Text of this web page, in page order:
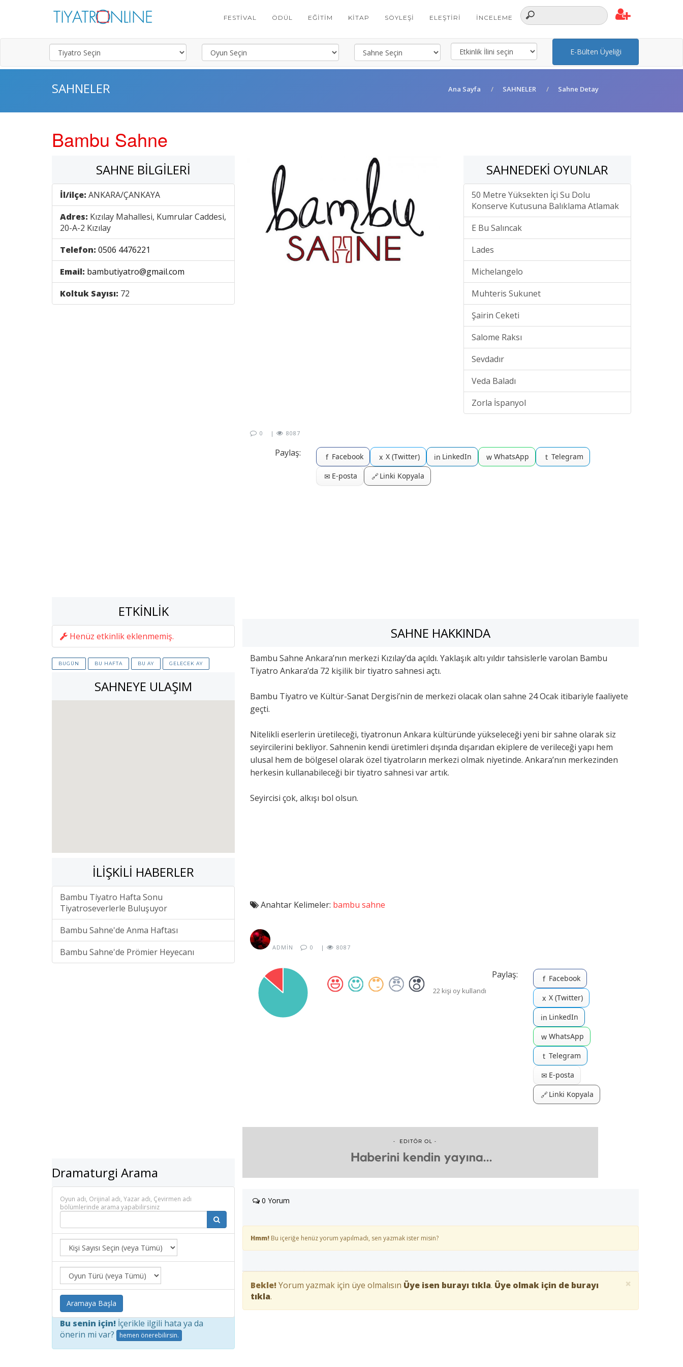
FESTIVAL ÖDÜL EĞITIM KITAP SÖYLEŞI ELEŞTIRI İNCELEME
E-Bülten Üyeliği
SAHNELER Ana Sayfa SAHNELER Sahne Detay
Bambu Sahne
SAHNE BILGILERI
İl/ilçe: ANKARA/ÇANKAYA
Adres: Kızılay Mahallesi, Kumrular Caddesi,
20-A-2 Kızılay
Telefon: 0506 4476221
Email: bambutiyatro@gmail.com
Koltuk Sayısı: 72
SAHNEDEKI OYUNLAR
50 Metre Yüksekten İçi Su Dolu
Konserve Kutusuna Balıklama Atlamak
E Bu Salıncak
Lades
Michelangelo
Muhteris Sukunet
Şairin Ceketi
Salome Raksı
Sevdadır
Veda Baladı
Zorla İspanyol
ETKINLIK
Henüz etkinlik eklenmemiş.
BUGÜN BU HAFTA BU AY GELECEK AY
SAHNEYE ULAŞIM
İLIŞKILI HABERLER
Bambu Tiyatro Hafta Sonu
Tiyatroseverlerle Buluşuyor
Bambu Sahne'de Anma Haftası
Bambu Sahne'de Prömier Heyecanı
Dramaturgi Arama
Oyun adı, Orijinal adı, Yazar adı, Çevirmen adı
bölümlerinde arama yapabilirsiniz
Aramaya Başla
Bu senin için! İçerikle ilgili hata ya da
önerin mi var?
hemen önerebilirsin.
0 | 8087
Paylaş: f Facebook x X (Twitter) in LinkedIn w WhatsApp t Telegram
✉ E-posta 🔗Linki Kopyala
SAHNE HAKKINDA
Bambu Sahne Ankara’nın merkezi Kızılay’da açıldı. Yaklaşık altı yıldır tahsislerle varolan Bambu
Tiyatro Ankara’da 72 kişilik bir tiyatro sahnesi açtı.
Bambu Tiyatro ve Kültür-Sanat Dergisi’nin de merkezi olacak olan sahne 24 Ocak itibariyle faaliyete
geçti.
Nitelikli eserlerin üretileceği, tiyatronun Ankara kültüründe yükseleceği yeni bir sahne olarak siz
seyircilerini bekliyor. Sahnenin kendi üretimleri dışında dışarıdan ekiplere de verileceği yapı hem
ulusal hem de bölgesel olarak özel tiyatroların merkezi olmak niyetinde. Ankara’nın merkezinden
herkesin kullanabileceği bir tiyatro sahnesi var artık.
Seyircisi çok, alkışı bol olsun.
Anahtar Kelimeler: bambu sahne
ADMIN 0 | 8087
22 kişi oy kullandı
Paylaş: f Facebook
x X (Twitter)
in LinkedIn
w WhatsApp
t Telegram
✉ E-posta
🔗Linki Kopyala
0 Yorum
Hmm! Bu içeriğe henüz yorum yapılmadı, sen yazmak ister misin?
×
Bekle! Yorum yazmak için üye olmalısın Üye isen burayı tıkla. Üye olmak için de burayı
tıkla.